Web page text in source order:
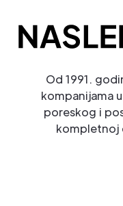
Od 1991.
kompanijama
poreskog i
kompletnoj